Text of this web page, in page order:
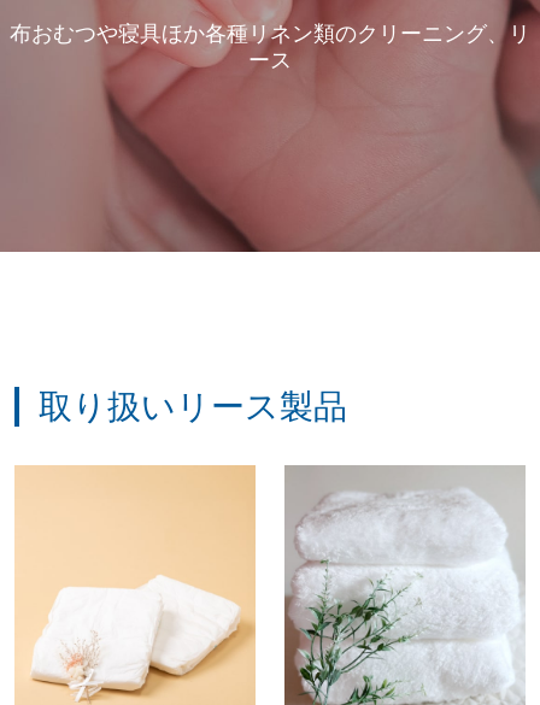
布おむつや寝具ほか各種リネン類のクリーニング、リ
ース
取り扱いリース製品